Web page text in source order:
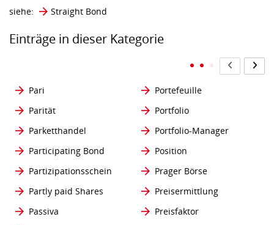
siehe: Straight Bond
Einträge in dieser Kategorie
Pari
Portefeuille
Parität
Portfolio
Parketthandel
Portfolio-Manager
Participating Bond
Position
Partizipationsschein
Prager Börse
Partly paid Shares
Preisermittlung
Passiva
Preisfaktor